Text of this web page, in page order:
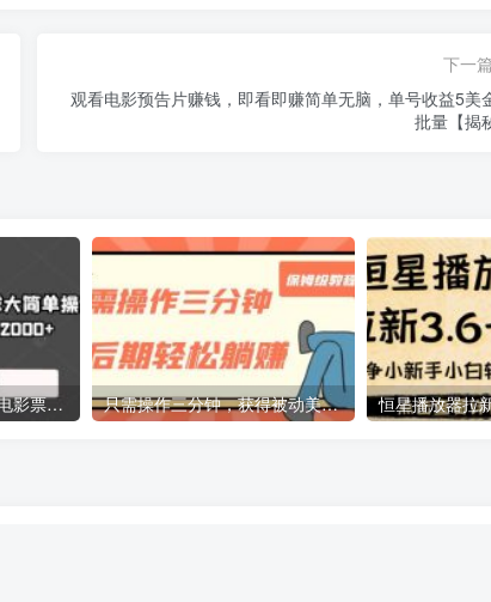
下一
观看电影预告片赚钱，即看即赚简单无脑，单号收益5美
批量【揭
抖音电影票免费授权，电影票需求大简单操作，只要勤快！小白也可月入12000+【揭秘】 只需操作三分钟，获得被动美金收入，后期轻松躺赚，保姆级教程【揭秘】